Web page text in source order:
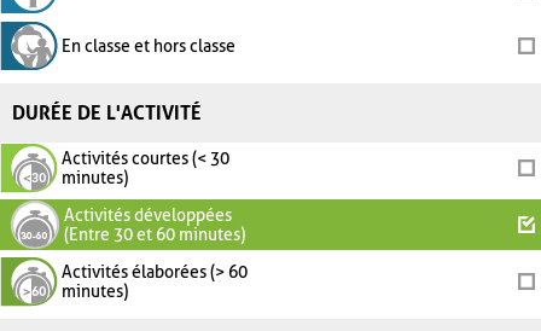
En classe et hors classe
DURÉE DE L'ACTIVITÉ
Activités courtes (< 30
minutes)
Activités développées
(Entre 30 et 60 minutes)
Activités élaborées (> 60
minutes)